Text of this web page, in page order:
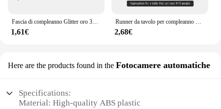
Fascia di compleanno Glitter oro 30 40 50 60 70 80 fascia di raso favolosa per il 30 ° 40 ° 50 ° 60 ° 70 ° 80 ° forniture per decorazioni per feste di compleanno
1,61€
Runner da tavolo per compleanno di 18 30 40 50 70 anni Decorazioni per feste di buon compleanno Bambini Adulti Forniture per feste di compleanno Bomboniera Baby Shower
2,68€
Here are the products found in the Fotocamere automatiche
Specifications:
Material: High-quality ABS plastic